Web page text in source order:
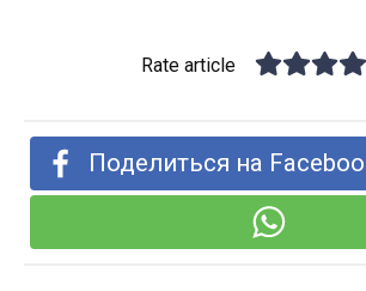
Rate article
Поделиться на